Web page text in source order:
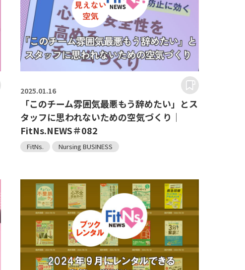
2025.01.16
「このチーム雰囲気最悪もう辞めたい」とス
タッフに思われないための空気づくり｜
FitNs.NEWS＃082
FitNs. Nursing BUSINESS